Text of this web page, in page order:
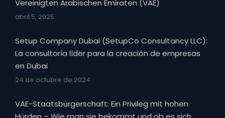
Vereinigten Arabischen Emiraten (VAE)
abril 5, 2025
Setup Company Dubai (SetupCo Consultancy LLC):
La consultoría líder para la creación de empresas
en Dubai
24 de octubre de 2024
VAE-Staatsbürgerschaft: Ein Privileg mit hohen